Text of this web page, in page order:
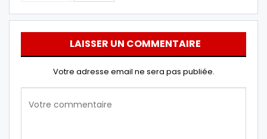
LAISSER UN COMMENTAIRE
Votre adresse email ne sera pas publiée.